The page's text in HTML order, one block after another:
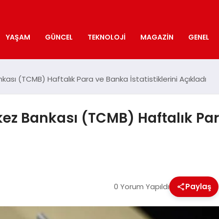
YAŞAM GÜNCEL TEKNOLOJI MAGAZIN GENEL
(TCMB) Haftalık Para ve Banka İstatistiklerini Açıkladı
Bankası (TCMB) Haftalık
0 Yorum Yapıldı Paylaş